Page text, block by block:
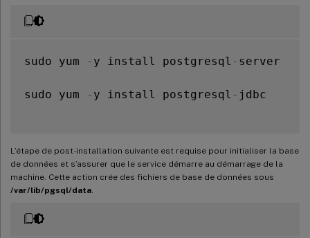
sudo yum - y install postgresql - server
sudo yum - y install postgresql - jdbc
L’étape de post-installation suivante est requise pour initialiser la base
de données et s’assurer que le service démarre au démarrage de la
machine. Cette action crée des fichiers de base de données sous
/var/lib/pgsql/data